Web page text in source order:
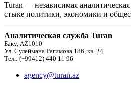
Turan — независимая
стыке политики, экономики и
Аналитическая служба Turan
Баку, AZ1010
Ул. Сулеймана Рагимова 186, кв. 24
Тел.: (+99412) 440 11 96
agency@turan.az